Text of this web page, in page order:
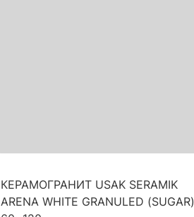
КЕРАМОГРАНИТ USAK SERAMIK
ARENA WHITE GRANULED (SUGAR)